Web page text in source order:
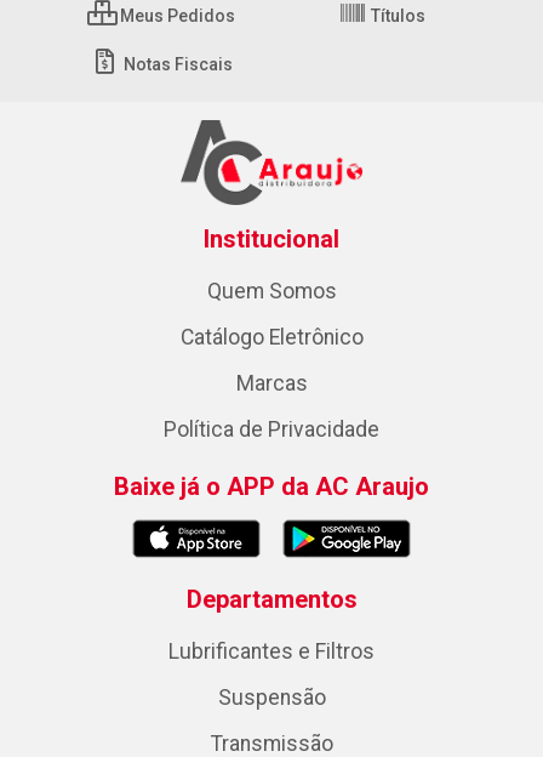
Meus Pedidos Títulos
Notas Fiscais
Institucional
Quem Somos
Catálogo Eletrônico
Marcas
Política de Privacidade
Baixe já o APP da AC Araujo
Departamentos
Lubrificantes e Filtros
Suspensão
Transmissão